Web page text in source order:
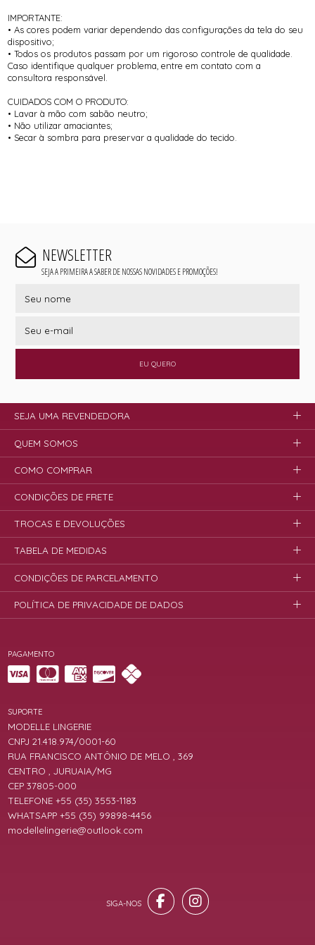
IMPORTANTE:
• As cores podem variar dependendo das configurações da tela do seu
dispositivo;
• Todos os produtos passam por um rigoroso controle de qualidade.
Caso identifique qualquer problema, entre em contato com a
consultora responsável.
CUIDADOS COM O PRODUTO:
• Lavar à mão com sabão neutro;
• Não utilizar amaciantes;
• Secar à sombra para preservar a qualidade do tecido.
NEWSLETTER
SEJA A PRIMEIRA A SABER DE NOSSAS NOVIDADES E PROMOÇÕES!
EU QUERO
PAGAMENTO
SUPORTE
MODELLE LINGERIE
CNPJ 21.418.974/0001-60
RUA FRANCISCO ANTÔNIO DE MELO , 369
CENTRO , JURUAIA/MG
CEP 37805-000
TELEFONE +55 (35) 3553-1183
WHATSAPP +55 (35) 99898-4456
modellelingerie@outlook.com
SEJA UMA REVENDEDORA
QUEM SOMOS
COMO COMPRAR
CONDIÇÕES DE FRETE
TROCAS E DEVOLUÇÕES
TABELA DE MEDIDAS
CONDIÇÕES DE PARCELAMENTO
POLÍTICA DE PRIVACIDADE DE DADOS